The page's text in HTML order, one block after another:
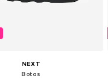
NEXT
Botas